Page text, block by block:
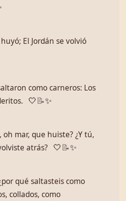
El Jordán se volvió
como carneros: Los
🤍 📝✨
mar, que huiste? ¿Y tú,
atrás?
🤍 📝✨
qué saltasteis como
collados, como